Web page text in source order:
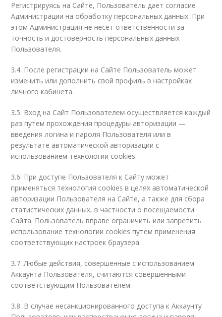
Регистрируясь на Сайте, Пользователь дает согласие
Администрации на обработку персональных данных. При
этом Администрация не несет ответственности за
точность и достоверность персональных данных
Пользователя.
3.4. После регистрации на Сайте Пользователь может
изменить или дополнить свой профиль в настройках
личного кабинета.
3.5. Вход на Сайт Пользователем осуществляется каждый
раз путем прохождения процедуры авторизации —
введения логина и пароля Пользователя или в
результате автоматической авторизации с
использованием технологии cookies.
3.6. При доступе Пользователя к Сайту может
применяться технология cookies в целях автоматической
авторизации Пользователя на Сайте, а также для сбора
статистических данных, в частности о посещаемости
Сайта. Пользователь вправе ограничить или запретить
использование технологии cookies путем применения
соответствующих настроек браузера.
3.7. Любые действия, совершенные с использованием
Аккаунта Пользователя, считаются совершенными
соответствующим Пользователем.
3.8. В случае несанкционированного доступа к Аккаунту